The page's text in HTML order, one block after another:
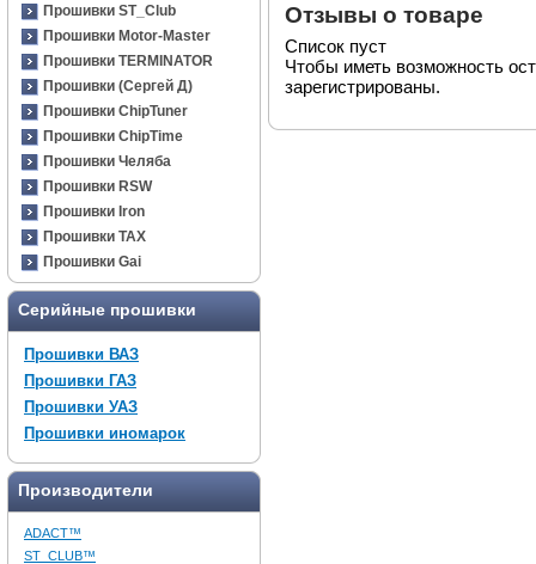
Прошивки ST_Club
Прошивки Motor-Master
Прошивки TERMINATOR
Прошивки (Сергей Д)
Прошивки ChipTuner
Прошивки ChipTime
Прошивки Челяба
Прошивки RSW
Прошивки Iron
Прошивки TAX
Прошивки Gai
Серийные прошивки
Прошивки ВАЗ
Прошивки ГАЗ
Прошивки УАЗ
Прошивки иномарок
Производители
ADACT™
ST_CLUB™
Отзывы о товаре
Список пуст
Чтобы иметь возможность
зарегистрированы.